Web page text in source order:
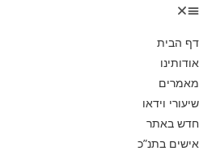
דף הבית
אודותינו
מאמרים
שיעורי וידאו
חדש באתר
אישים בתנ”כ